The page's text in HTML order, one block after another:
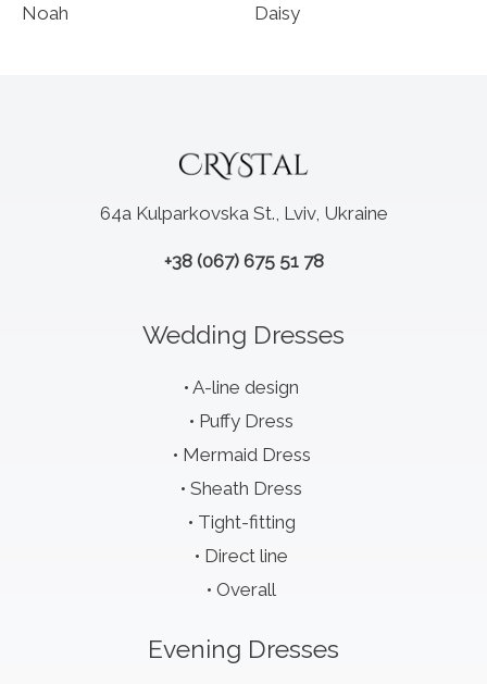
Noah Daisy
64a Kulparkovska St., Lviv, Ukraine
+38 (067) 675 51 78
Wedding Dresses
A-line design
Puffy Dress
Mermaid Dress
Sheath Dress
Tight-fitting
Direct line
Overall
Evening Dresses